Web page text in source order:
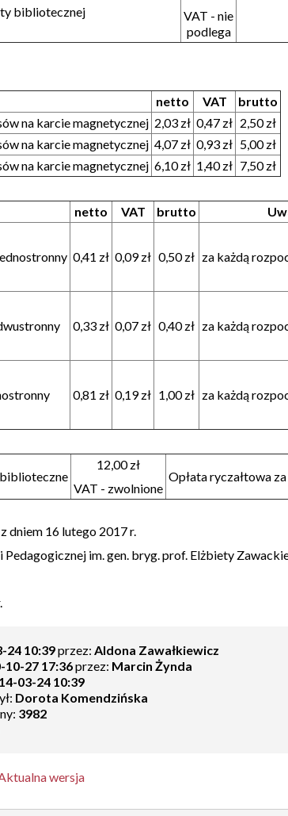
bibliotecznej
VAT - nie
podlega
netto VAT
brutto
na karcie magnetycznej 2,03 zł 0,47 zł 2,50 zł
na karcie magnetycznej 4,07 zł 0,93 zł 5,00 zł
na karcie magnetycznej 6,10 zł 1,40 zł 7,50 zł
netto VAT brutto
0,41 zł 0,09 zł 0,50 zł za każdą
0,33 zł 0,07 zł 0,40 zł za każdą
0,81 zł 0,19 zł 1,00 zł za każdą
12,00 zł
VAT - zwolnione
Opłata ryczałtowa
dniem 16 lutego 2017 r.
im. gen. bryg. prof. Elżbiety
24 10:39przez:Aldona Zawałkiewicz
10-27 17:36przez: Marcin Żynda
03-24 10:39
Dorota Komendzińska
3982
wersja